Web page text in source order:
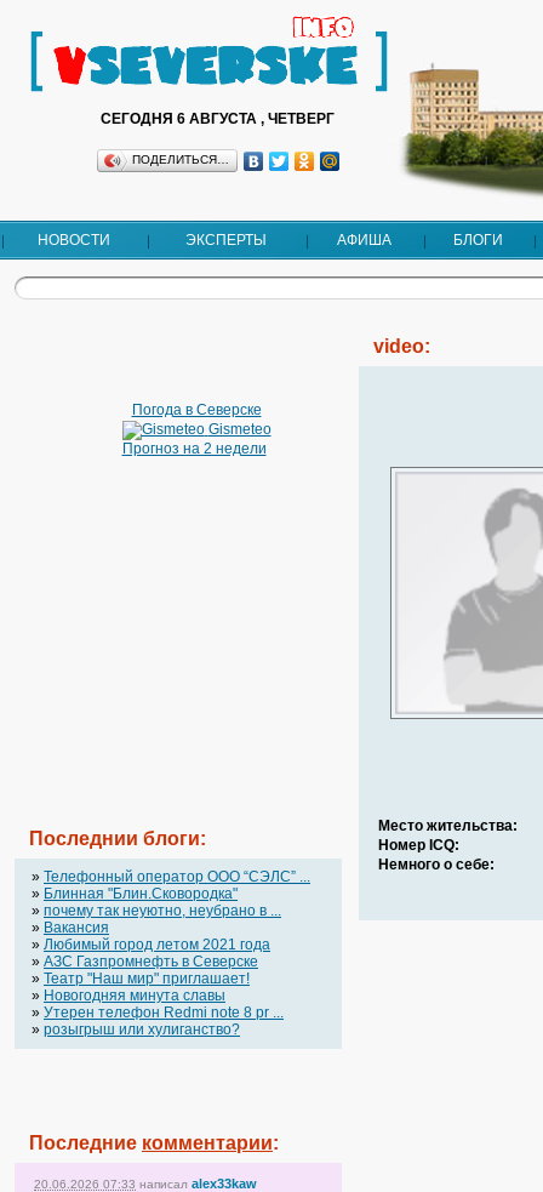
СЕГОДНЯ 6 АВГУСТА , ЧЕТВЕРГ
ПОДЕЛИТЬСЯ…
НОВОСТИ ЭКСПЕРТЫ АФИША БЛОГИ
Погода в Северске
Gismeteo
Прогноз на 2 недели
Последнии блоги:
» Телефонный оператор OOO “СЭЛС” ...
» Блинная "Блин.Сковородка"
» почему так неуютно, неубрано в ...
» Вакансия
» Любимый город летом 2021 года
» АЗС Газпромнефть в Северске
» Театр "Наш мир" приглашает!
» Новогодняя минута славы
» Утерен телефон Redmi note 8 pr ...
» розыгрыш или хулиганство?
Последние комментарии:
20.06.2026 07:33 написал alex33kaw
video:
Место жительства:
Номер ICQ:
Немного о себе: